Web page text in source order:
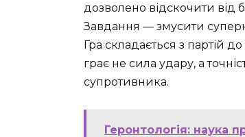
дозволено відскочити від
Завдання — змусити
Гра складається з партій
грає не сила удару, а
супротивника.
Геронтологія: наука